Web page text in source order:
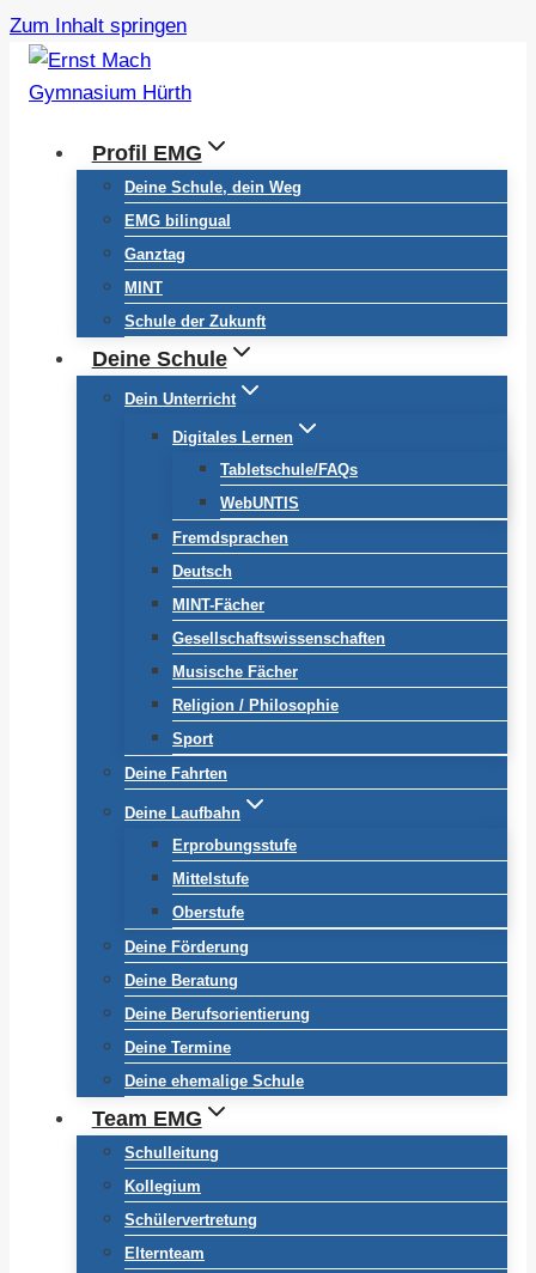
Zum Inhalt springen
Profil EMG
Deine Schule, dein Weg
EMG bilingual
Ganztag
MINT
Schule der Zukunft
Deine Schule
Dein Unterricht
Digitales Lernen
Tabletschule/FAQs
WebUNTIS
Fremdsprachen
Deutsch
MINT-Fächer
Gesellschaftswissenschaften
Musische Fächer
Religion / Philosophie
Sport
Deine Fahrten
Deine Laufbahn
Erprobungsstufe
Mittelstufe
Oberstufe
Deine Förderung
Deine Beratung
Deine Berufsorientierung
Deine Termine
Deine ehemalige Schule
Team EMG
Schulleitung
Kollegium
Schülervertretung
Elternteam